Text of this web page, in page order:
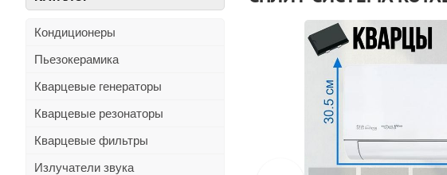
Кондиционеры
Пьезокерамика
Кварцевые генераторы
Кварцевые резонаторы
Кварцевые фильтры
Излучатели звука